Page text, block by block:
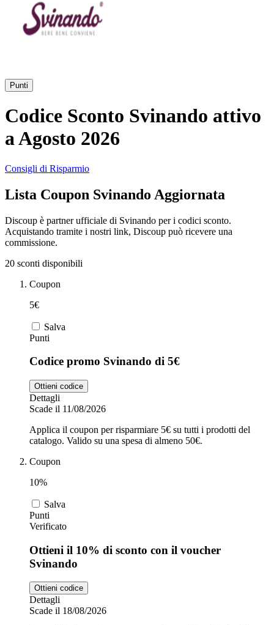
eBay
Samsung
Fineco
Zooplus
Alpitour
Privé by
Zalando
adidas
e Accessori
Vacanze e
Hotel
Profumi
Trasporti
Auto e Moto
Scarpe
Punti
Codice Sconto Svinando attivo
a Agosto 2026
Consigli di Risparmio
Lista Coupon Svinando Aggiornata
Discoup è partner ufficiale di Svinando per i codici sconto.
Acquistando tramite i nostri link, Discoup può ricevere una
commissione.
20 sconti disponibili
Coupon
5€
Salva
Punti
Codice promo Svinando di 5€
Ottieni codice
Dettagli
Scade il 11/08/2026
Applica il coupon per risparmiare 5€ su tutti i prodotti del
catalogo. Valido su una spesa di almeno 50€.
Coupon
10%
Salva
Punti
Verificato
Ottieni il 10% di sconto con il voucher
Svinando
Ottieni codice
Dettagli
Scade il 18/08/2026